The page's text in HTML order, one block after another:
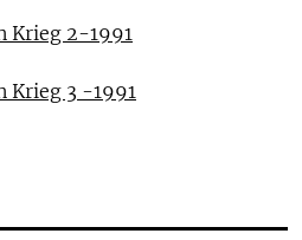
Krieg 2-1991
Krieg 3 -1991